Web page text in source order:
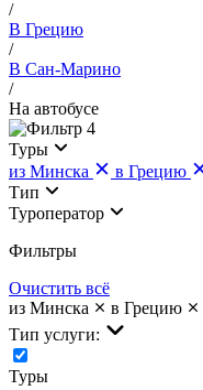
/
В Грецию
/
В Сан-Марино
/
На автобусе
4
Туры
из Минска
в Грецию
Тип
Туроператор
Фильтры
Очистить всё
из Минска
в Грецию
Тип услуги:
Туры